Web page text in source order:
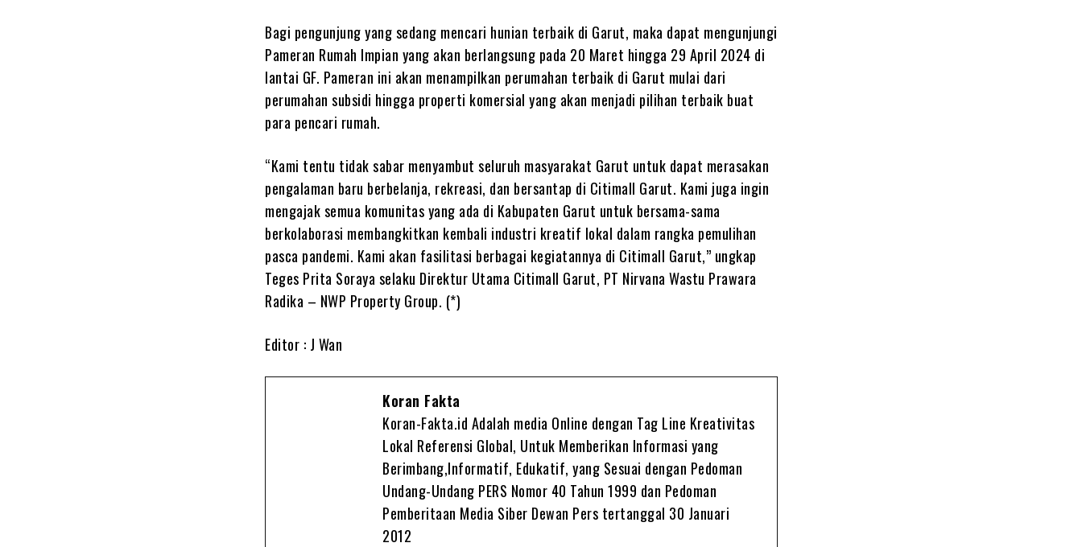
Bagi pengunjung yang sedang mencari hunian terbaik di Garut, maka dapat mengunjungi
Pameran Rumah Impian yang akan berlangsung pada 20 Maret hingga 29 April 2024 di
lantai GF. Pameran ini akan menampilkan perumahan terbaik di Garut mulai dari
perumahan subsidi hingga properti komersial yang akan menjadi pilihan terbaik buat
para pencari rumah.
“Kami tentu tidak sabar menyambut seluruh masyarakat Garut untuk dapat merasakan
pengalaman baru berbelanja, rekreasi, dan bersantap di Citimall Garut. Kami juga ingin
mengajak semua komunitas yang ada di Kabupaten Garut untuk bersama-sama
berkolaborasi membangkitkan kembali industri kreatif lokal dalam rangka pemulihan
pasca pandemi. Kami akan fasilitasi berbagai kegiatannya di Citimall Garut,” ungkap
Teges Prita Soraya selaku Direktur Utama Citimall Garut, PT Nirvana Wastu Prawara
Radika – NWP Property Group. (*)
Editor : J Wan
Koran Fakta
Koran-Fakta.id Adalah media Online dengan Tag Line Kreativitas
Lokal Referensi Global, Untuk Memberikan Informasi yang
Berimbang,Informatif, Edukatif, yang Sesuai dengan Pedoman
Undang-Undang PERS Nomor 40 Tahun 1999 dan Pedoman
Pemberitaan Media Siber Dewan Pers tertanggal 30 Januari
2012